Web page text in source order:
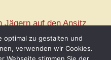
Jägern auf den Ansitz
optimal zu gestalten und
verwenden wir Cookies.